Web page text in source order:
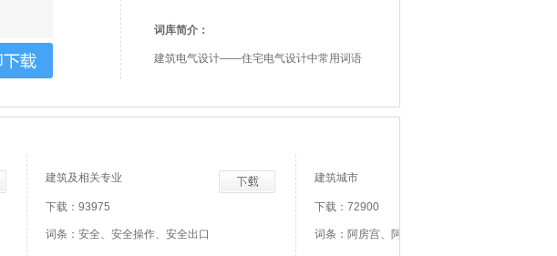
词库简介：
建筑电气设计——住宅电气设计中常用词语
建筑及相关专业
下载：93975
词条：安全、安全操作、安全出口
建筑城市
下载：72900
词条：阿房宫、阿拉伯花饰、阿拉伯式柱头